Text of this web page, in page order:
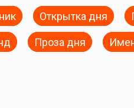
Открытка дня
Проза дня